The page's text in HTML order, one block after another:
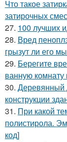
Что такое
затирочных
27. 100 лучших
28. Вред
грызут ли его
29. Берегите
ванную
30. Деревянный
конструкции
31. При какой
полистирола.
код]